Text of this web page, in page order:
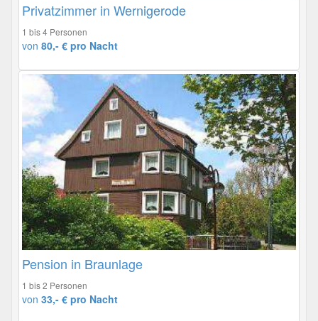
Privatzimmer in Wernigerode
1 bis 4 Personen
von 80,- € pro Nacht
Pension in Braunlage
1 bis 2 Personen
von 33,- € pro Nacht